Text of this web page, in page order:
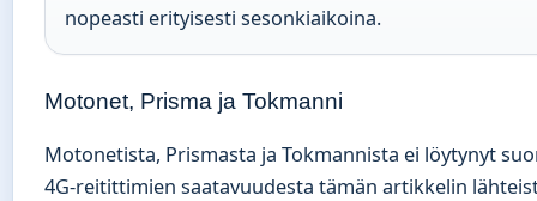
nopeasti erityisesti sesonkiaikoina.
Motonet, Prisma ja Tokmanni
Motonetista, Prismasta ja Tokmannista ei löytynyt
4G-reitittimien saatavuudesta tämän artikkelin